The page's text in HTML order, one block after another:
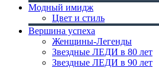
Модный имидж
Цвет и стиль
Вершина успеха
Женщины-Легенды
Звездные ЛЕДИ в 80 лет
Звездные ЛЕДИ в 90 лет